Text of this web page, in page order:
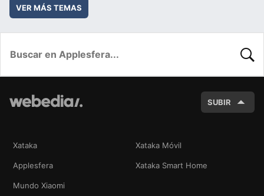
VER MÁS TEMAS
SUBIR
Xataka Xataka Móvil
Applesfera Xataka Smart Home
Mundo Xiaomi